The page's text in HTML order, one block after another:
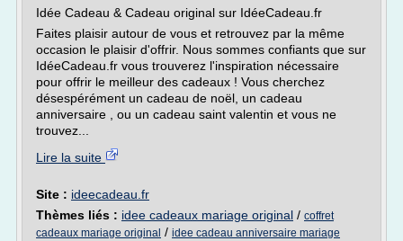
Idée Cadeau & Cadeau original sur IdéeCadeau.fr
Faites plaisir autour de vous et retrouvez par la même
occasion le plaisir d'offrir. Nous sommes confiants que sur
IdéeCadeau.fr vous trouverez l'inspiration nécessaire
pour offrir le meilleur des cadeaux ! Vous cherchez
désespérément un cadeau de noël, un cadeau
anniversaire , ou un cadeau saint valentin et vous ne
trouvez...
Lire la suite
Site : ideecadeau.fr
Thèmes liés : idee cadeaux mariage original / coffret
cadeaux mariage original / idee cadeau anniversaire mariage